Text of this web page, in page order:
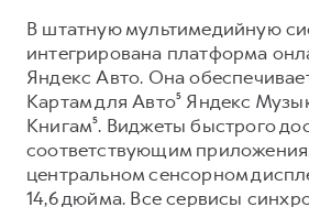
В штатную мультимедийную
интегрирована платформа
Яндекс Авто. Она
Картам для Авто⁵ Яндекс
Книгам⁵. Виджеты быстрого
соответствующим
центральном сенсорном
14,6 дюйма. Все сервисы